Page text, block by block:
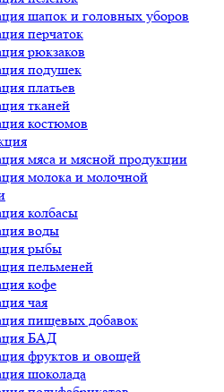
шапок и головных уборов
перчаток
рюкзаков
подушек
платьев
тканей
костюмов
мяса и мясной продукции
молока и молочной
колбасы
воды
рыбы
пельменей
кофе
чая
пищевых добавок
БАД
фруктов и овощей
шоколада